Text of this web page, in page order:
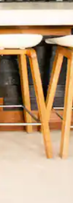
πάνω και κάτω